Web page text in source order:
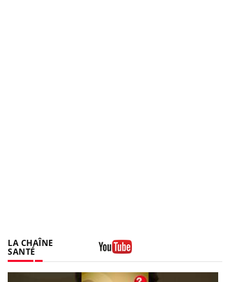
LA CHAÎNE
SANTÉ
Youtube